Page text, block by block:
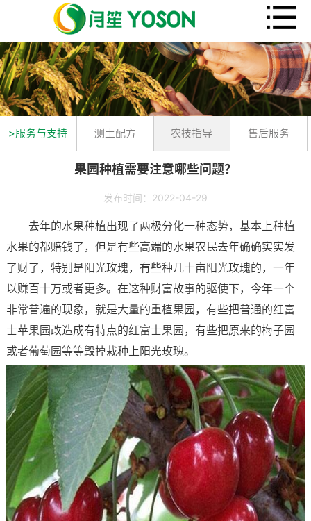
>服务与支持 测土配方 农技指导 售后服务
果园种植需要注意哪些问题？
发布时间：2022-04-29
去年的水果种植出现了两极分化一种态势，基本上种植
水果的都赔钱了，但是有些高端的水果农民去年确确实实发
了财了，特别是阳光玫瑰，有些种几十亩阳光玫瑰的，一年
以赚百十万或者更多。在这种财富故事的驱使下，今年一个
非常普遍的现象，就是大量的重植果园，有些把普通的红富
士苹果园改造成有特点的红富士果园，有些把原来的梅子园
或者葡萄园等等毁掉栽种上阳光玫瑰。